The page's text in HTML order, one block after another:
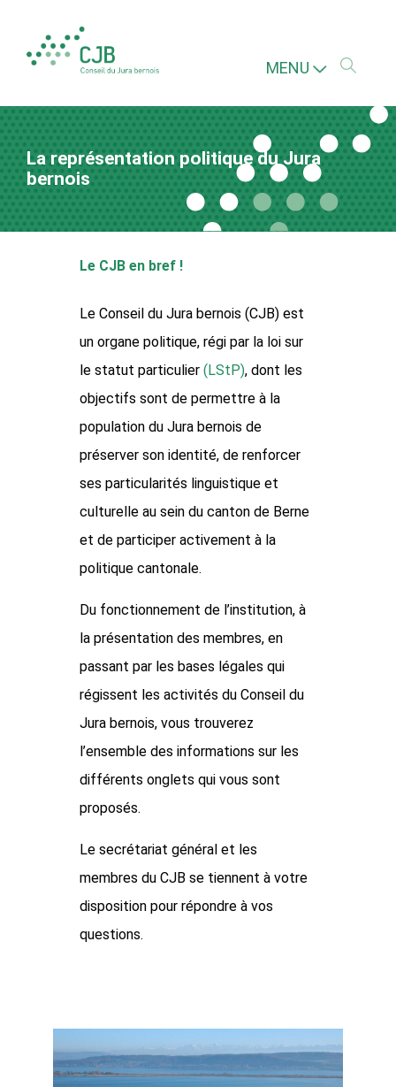
MENU
La représentation politique du Jura
bernois
Le CJB en bref !
Le Conseil du Jura bernois (CJB) est
un organe politique, régi par la loi sur
le statut particulier (LStP), dont les
objectifs sont de permettre à la
population du Jura bernois de
préserver son identité, de renforcer
ses particularités linguistique et
culturelle au sein du canton de Berne
et de participer activement à la
politique cantonale.
Du fonctionnement de l’institution, à
la présentation des membres, en
passant par les bases légales qui
régissent les activités du Conseil du
Jura bernois, vous trouverez
l’ensemble des informations sur les
différents onglets qui vous sont
proposés.
Le secrétariat général et les
membres du CJB se tiennent à votre
disposition pour répondre à vos
questions.